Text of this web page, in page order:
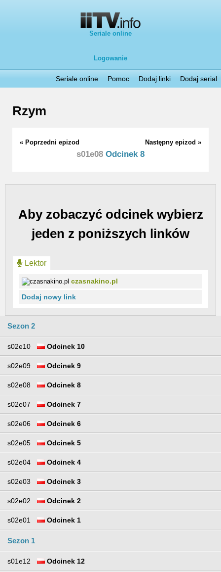
Seriale online
Logowanie
Seriale online Pomoc Dodaj linki Dodaj serial
Rzym
« Poprzedni epizod Następny epizod »
s01e08 Odcinek 8
Aby zobaczyć odcinek wybierz
jeden z poniższych linków
Lektor
czasnakino.pl
Dodaj nowy link
Sezon 2
s02e10 Odcinek 10
s02e09 Odcinek 9
s02e08 Odcinek 8
s02e07 Odcinek 7
s02e06 Odcinek 6
s02e05 Odcinek 5
s02e04 Odcinek 4
s02e03 Odcinek 3
s02e02 Odcinek 2
s02e01 Odcinek 1
Sezon 1
s01e12 Odcinek 12